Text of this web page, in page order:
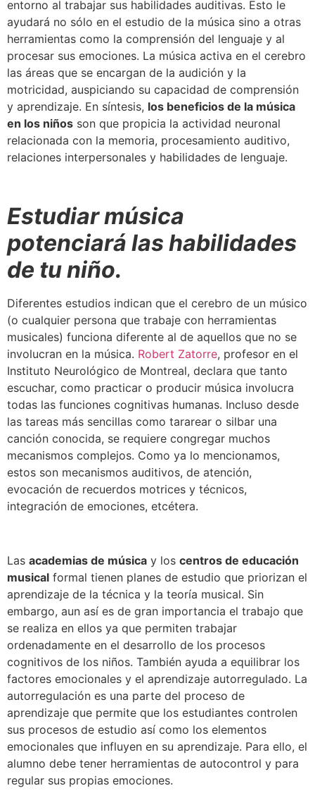
entorno al trabajar sus habilidades auditivas. Esto le
ayudará no sólo en el estudio de la música sino a otras
herramientas como la comprensión del lenguaje y al
procesar sus emociones. La música activa en el cerebro
las áreas que se encargan de la audición y la
motricidad, auspiciando su capacidad de comprensión
y aprendizaje. En síntesis, los beneficios de la música
en los niños son que propicia la actividad neuronal
relacionada con la memoria, procesamiento auditivo,
relaciones interpersonales y habilidades de lenguaje.
Estudiar música
potenciará las habilidades
de tu niño.
Diferentes estudios indican que el cerebro de un músico
(o cualquier persona que trabaje con herramientas
musicales) funciona diferente al de aquellos que no se
involucran en la música. Robert Zatorre, profesor en el
Instituto Neurológico de Montreal, declara que tanto
escuchar, como practicar o producir música involucra
todas las funciones cognitivas humanas. Incluso desde
las tareas más sencillas como tararear o silbar una
canción conocida, se requiere congregar muchos
mecanismos complejos. Como ya lo mencionamos,
estos son mecanismos auditivos, de atención,
evocación de recuerdos motrices y técnicos,
integración de emociones, etcétera.
Las academias de música y los centros de educación
musical formal tienen planes de estudio que priorizan el
aprendizaje de la técnica y la teoría musical. Sin
embargo, aun así es de gran importancia el trabajo que
se realiza en ellos ya que permiten trabajar
ordenadamente en el desarrollo de los procesos
cognitivos de los niños. También ayuda a equilibrar los
factores emocionales y el aprendizaje autorregulado. La
autorregulación es una parte del proceso de
aprendizaje que permite que los estudiantes controlen
sus procesos de estudio así como los elementos
emocionales que influyen en su aprendizaje. Para ello, el
alumno debe tener herramientas de autocontrol y para
regular sus propias emociones.